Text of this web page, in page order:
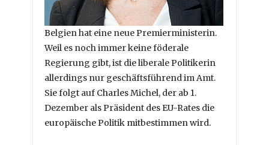
Belgien hat eine neue Premierministerin.
Weil es noch immer keine föderale
Regierung gibt, ist die liberale Politikerin
allerdings nur geschäftsführend im Amt.
Sie folgt auf Charles Michel, der ab 1.
Dezember als Präsident des EU-Rates die
europäische Politik mitbestimmen wird.